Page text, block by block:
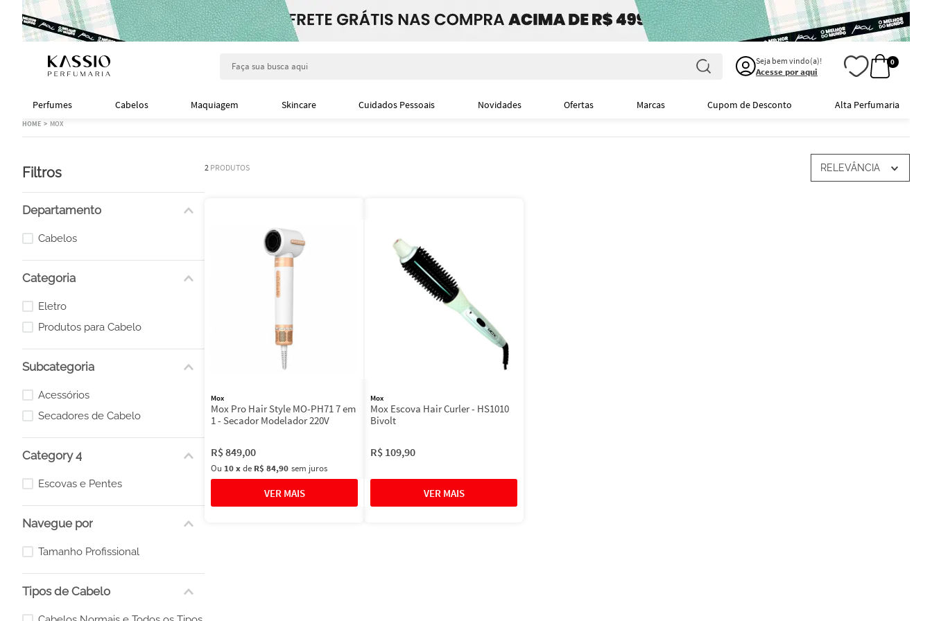
Seja bem vindo(a)!
Acesse por aqui
0
Perfumes Cabelos Maquiagem Skincare Cuidados Pessoais Novidades Ofertas Marcas Cupom de Desconto Alta Perfumaria
MOX
Filtros
Departamento
Cabelos
Categoria
Eletro
Produtos para Cabelo
Subcategoria
Acessórios
Secadores de Cabelo
Category 4
Escovas e Pentes
Navegue por
Tamanho Profissional
Tipos de Cabelo
2 PRODUTOS RELEVÂNCIA
Mox
Mox Pro Hair Style MO-PH71 7 em
1 - Secador Modelador 220V
R$849,00
Ou 10xde R$ 84,90 sem juros
Mox
Mox Escova Hair Curler - HS1010
Bivolt
R$ 109,90